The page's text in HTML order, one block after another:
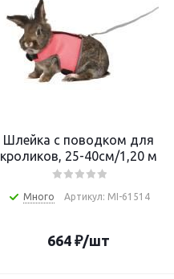
Шлейка с поводком для
кроликов, 25-40см/1,20 м
Много Артикул: MI-61514
664₽/шт